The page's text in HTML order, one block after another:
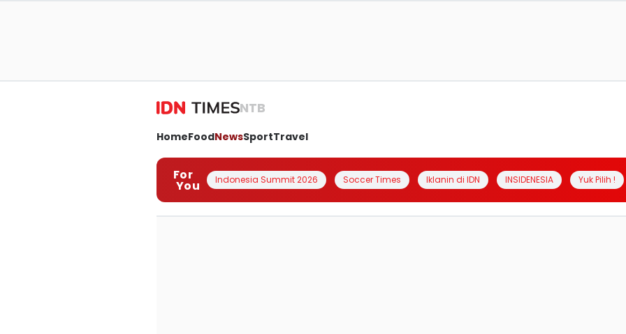
NTB
HomeFoodNewsSportTravel
For
You Indonesia Summit 2026 Soccer Times Iklanin di IDN INSIDENESIA Yuk Pilih !